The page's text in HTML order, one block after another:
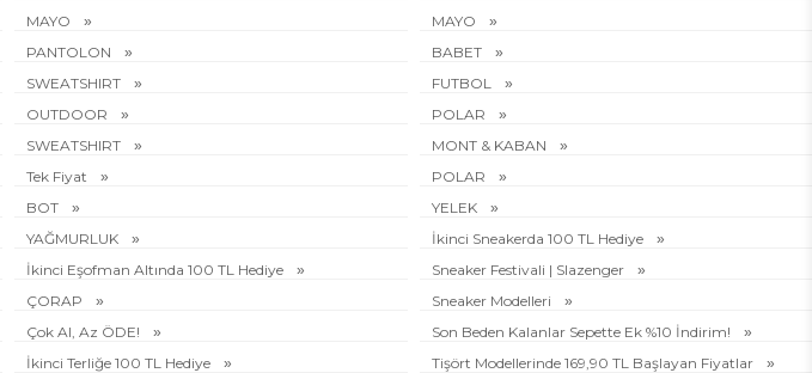
MAYO
MAYO
PANTOLON
BABET
SWEATSHIRT
FUTBOL
OUTDOOR
POLAR
SWEATSHIRT
MONT & KABAN
Tek Fiyat
POLAR
BOT
YELEK
YAĞMURLUK
İkinci Sneakerda 100 TL Hediye
İkinci Eşofman Altında 100 TL Hediye
Sneaker Festivali | Slazenger
ÇORAP
Sneaker Modelleri
Çok Al, Az ÖDE!
Son Beden Kalanlar Sepette Ek %10 İndirim!
İkinci Terliğe 100 TL Hediye
Tişört Modellerinde 169,90 TL Başlayan Fiyatlar